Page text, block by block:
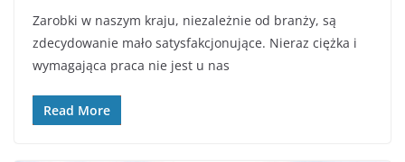
Zarobki w naszym kraju, niezależnie od branży, są
zdecydowanie mało satysfakcjonujące. Nieraz ciężka i
wymagająca praca nie jest u nas
Read More